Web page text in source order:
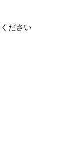
ださい